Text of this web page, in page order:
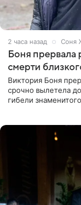
2 часа назад Соня
Боня прервала
смерти
Виктория Боня
срочно вылетела
гибели